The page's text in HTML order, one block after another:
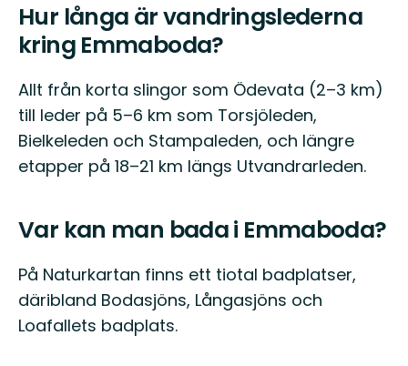
Hur långa är vandringslederna
kring Emmaboda?
Allt från korta slingor som Ödevata (2–3 km)
till leder på 5–6 km som Torsjöleden,
Bielkeleden och Stampaleden, och längre
etapper på 18–21 km längs Utvandrarleden.
Var kan man bada i Emmaboda?
På Naturkartan finns ett tiotal badplatser,
däribland Bodasjöns, Långasjöns och
Loafallets badplats.